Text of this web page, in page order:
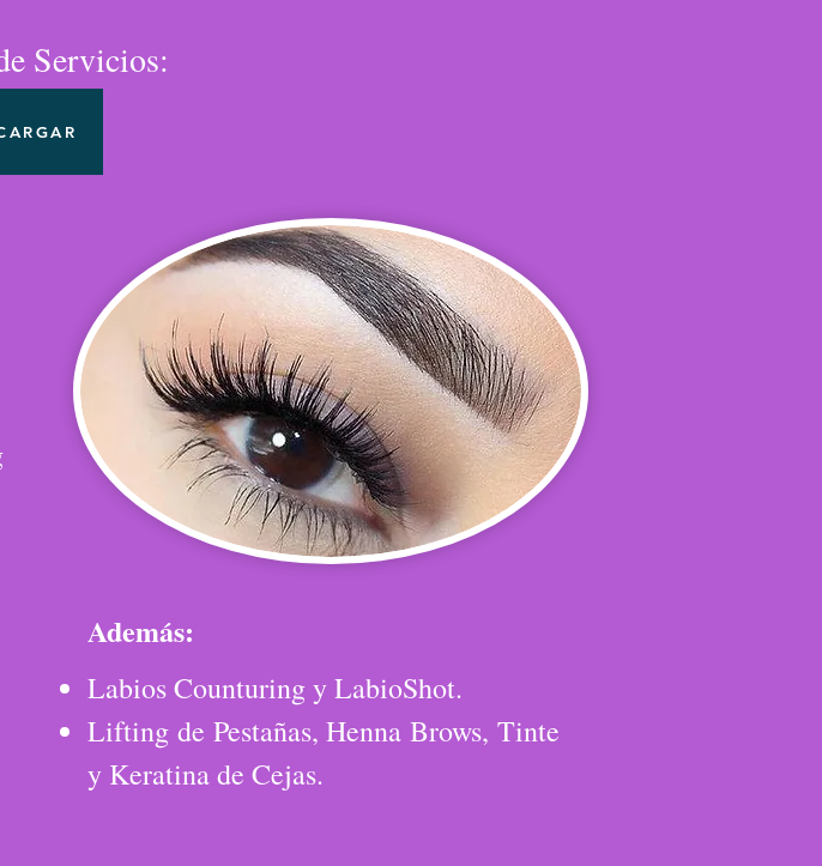
Servicios:
Además:
Labios Counturing y LabioShot.
Lifting de Pestañas, Henna Brows, Tinte
y Keratina de Cejas.